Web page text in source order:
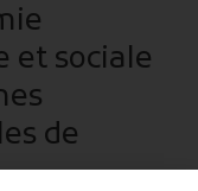
et sociale
de